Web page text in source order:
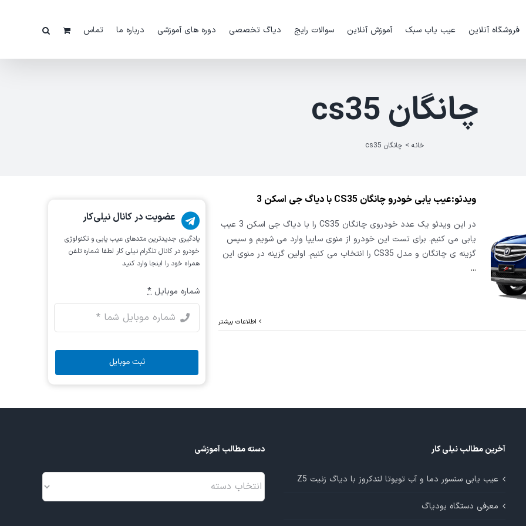
فروشگاه آنلاین عیب یاب سبک آموزش آنلاین سوالات رایج دیاگ تخصصی دوره های آموزشی درباره ما تماس
چانگان cs35
خانه > چانگان cs35
ویدئو:عیب یابی خودرو چانگان CS35 با دیاگ جی اسکن 3
در این ویدئو یک عدد خودروی چانگان CS35 را با دیاگ جی اسکن 3 عیب
یابی می کنیم. برای تست این خودرو از منوی سایپا وارد می شویم و سپس
گزینه ی چانگان و مدل CS35 را انتخاب می کنیم. اولین گزینه در منوی این
...
اطلاعات بیشتر
عضویت در کانال نیلی‌کار
یادگیری جدیدترین متد‌های عیب یابی‌ و تکنولوژی
خودرو در کانال تلگرام نیلی کار لطفا شماره تلفن
همراه خود را اینجا وارد کنید
شماره موبایل *
ثبت موبایل
آخرین مطالب نیلی کار
عیب یابی سنسور دما و آب تویوتا لندکروز با دیاگ زنیت Z5
معرفی دستگاه یودیاگ
دسته مطالب آموزشی
دسته